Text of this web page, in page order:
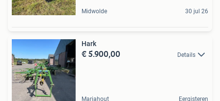
Midwolde 30 jul 26
Hark
€ 5.900,00 Details
Mariahout Eergisteren